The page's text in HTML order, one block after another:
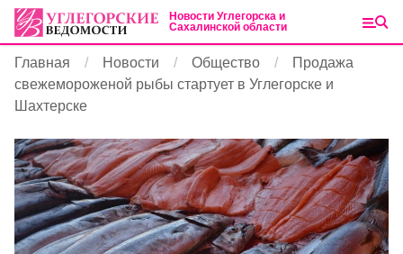
Новости Углегорска и
Сахалинской области
Главная Новости Общество
Продажа
свежемороженой рыбы стартует в Углегорске и
Шахтерске